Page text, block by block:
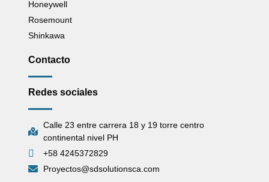
Honeywell
Rosemount
Shinkawa
Contacto
Redes sociales
Calle 23 entre carrera 18 y 19 torre centro
continental nivel PH
+58 4245372829
Proyectos@sdsolutionsca.com